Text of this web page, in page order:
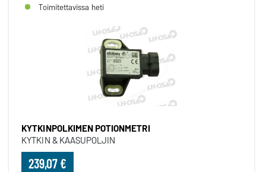
Toimitettavissa heti
KYTKINPOLKIMEN POTIONMETRI
KYTKIN & KAASUPOLJIN
239,07 €